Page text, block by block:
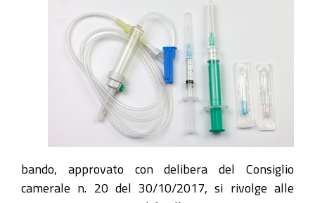
bando, approvato con delibera del Consiglio
camerale n. 20 del 30/10/2017, si rivolge alle